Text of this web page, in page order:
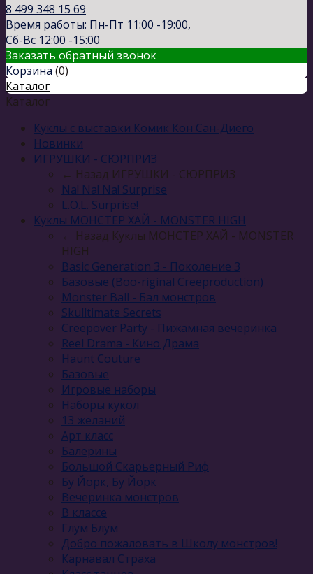
8 499 348 15 69
Время работы: Пн-Пт 11:00 -19:00,
Сб-Вс 12:00 -15:00
Заказать обратный звонок
Корзина (0)
Каталог
Каталог
Куклы с выставки Комик Кон Сан-Диего
Новинки
ИГРУШКИ - СЮРПРИЗ
← Назад ИГРУШКИ - СЮРПРИЗ
Na! Na! Na! Surprise
L.O.L. Surprise!
Куклы МОНСТЕР ХАЙ - MONSTER HIGH
← Назад Куклы МОНСТЕР ХАЙ - MONSTER
HIGH
Basic Generation 3 - Поколение 3
Базовые (Boo-riginal Creeproduction)
Monster Ball - Бал монстров
Skulltimate Secrets
Creepover Party - Пижамная вечеринка
Reel Drama - Кино Драма
Haunt Couture
Базовые
Игровые наборы
Наборы кукол
13 желаний
Арт класс
Балерины
Большой Скарьерный Риф
Бу Йорк, Бу Йорк
Вечеринка монстров
В классе
Глум Блум
Добро пожаловать в Школу монстров!
Карнавал Cтраха